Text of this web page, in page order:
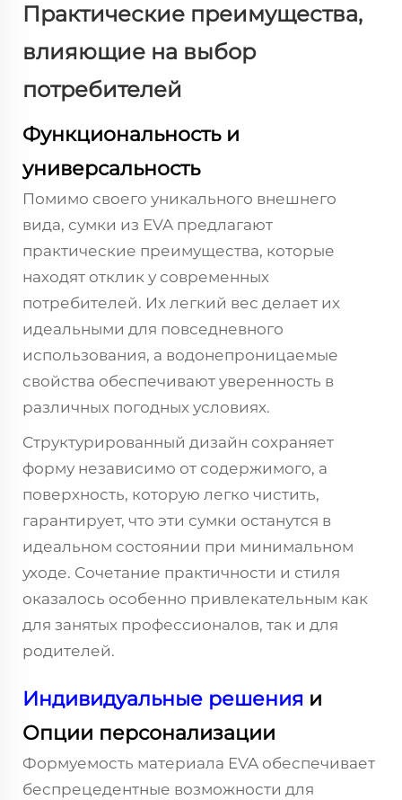
Практические преимущества,
влияющие на выбор
потребителей
Функциональность и
универсальность
Помимо своего уникального внешнего
вида, сумки из EVA предлагают
практические преимущества, которые
находят отклик у современных
потребителей. Их легкий вес делает их
идеальными для повседневного
использования, а водонепроницаемые
свойства обеспечивают уверенность в
различных погодных условиях.
Структурированный дизайн сохраняет
форму независимо от содержимого, а
поверхность, которую легко чистить,
гарантирует, что эти сумки останутся в
идеальном состоянии при минимальном
уходе. Сочетание практичности и стиля
оказалось особенно привлекательным как
для занятых профессионалов, так и для
родителей.
Индивидуальные решения и
Опции персонализации
Формуемость материала EVA обеспечивает
беспрецедентные возможности для